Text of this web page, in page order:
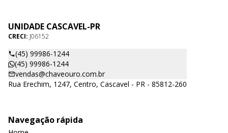
UNIDADE CASCAVEL-PR
CRECI: J06152
(45) 99986-1244
(45) 99986-1244
vendas@chaveouro.com.br
Rua Erechim, 1247, Centro, Cascavel - PR - 85812-260
Navegação rápida